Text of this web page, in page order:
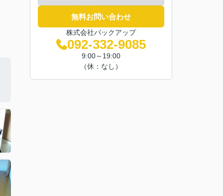
無料お問い合わせ
株式会社バックアップ
092-332-9085
9:00～19:00
（休：なし）